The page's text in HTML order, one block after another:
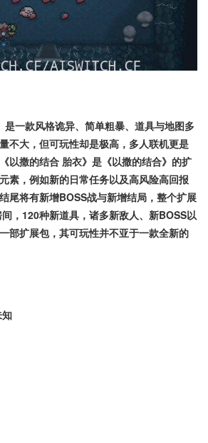
是一款风格诡异、简单粗暴、道具与地图多
不大，但可玩性却是极高，多人联机更是
以撒的结合 胎衣》是《以撒的结合》的扩
素，例如新的日常任务以及高风险高回报
尾将有新增BOSS战与新增结局，整个扩展
，120种新道具，诸多新敌人、新BOSS以
部扩展包，其可玩性并不亚于一款全新的